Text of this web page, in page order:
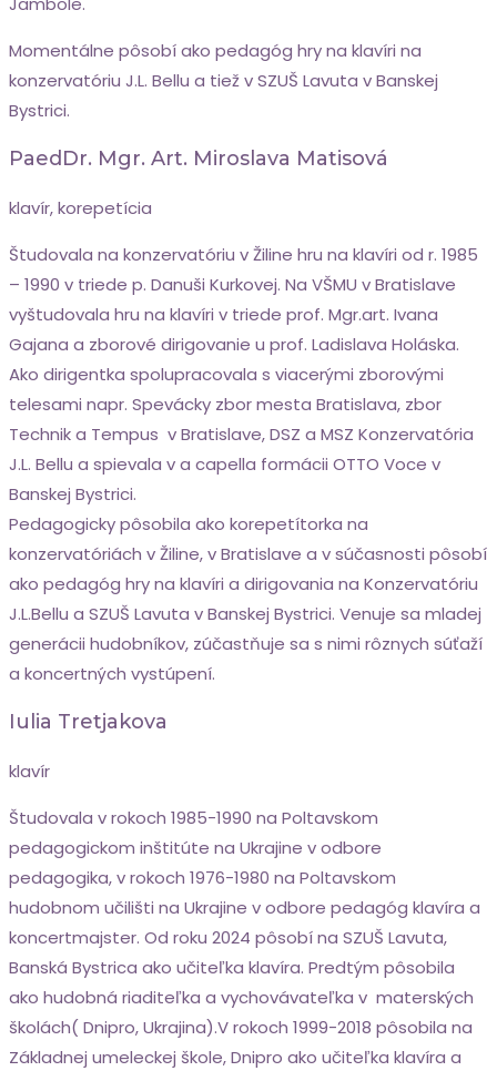
Momentálne pôsobí ako pedagóg hry na klavíri na
konzervatóriu J.L. Bellu a tiež v SZUŠ Lavuta v Banskej
Bystrici.
PaedDr. Mgr. Art. Miroslava Matisová
klavír, korepetícia
Študovala na konzervatóriu v Žiline hru na klavíri od r. 1985
– 1990 v triede p. Danuši Kurkovej. Na VŠMU v Bratislave
vyštudovala hru na klavíri v triede prof. Mgr.art. Ivana
Gajana a zborové dirigovanie u prof. Ladislava Holáska.
Ako dirigentka spolupracovala s viacerými zborovými
telesami napr. Spevácky zbor mesta Bratislava, zbor
Technik a Tempus v Bratislave, DSZ a MSZ Konzervatória
J.L. Bellu a spievala v a capella formácii OTTO Voce v
Banskej Bystrici.
Pedagogicky pôsobila ako korepetítorka na
konzervatóriách v Žiline, v Bratislave a v súčasnosti pôsobí
ako pedagóg hry na klavíri a dirigovania na Konzervatóriu
J.L.Bellu a SZUŠ Lavuta v Banskej Bystrici. Venuje sa mladej
generácii hudobníkov, zúčastňuje sa s nimi rôznych súťaží
a koncertných vystúpení.
Iulia Tretjakova
klavír
Študovala v rokoch 1985-1990 na Poltavskom
pedagogickom inštitúte na Ukrajine v odbore
pedagogika, v rokoch 1976-1980 na Poltavskom
hudobnom učilišti na Ukrajine v odbore pedagóg klavíra a
koncertmajster. Od roku 2024 pôsobí na SZUŠ Lavuta,
Banská Bystrica ako učiteľka klavíra. Predtým pôsobila
ako hudobná riaditeľka a vychovávateľka v materských
školách( Dnipro, Ukrajina).V rokoch 1999-2018 pôsobila na
Základnej umeleckej škole, Dnipro ako učiteľka klavíra a